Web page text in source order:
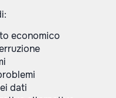
economico
dati